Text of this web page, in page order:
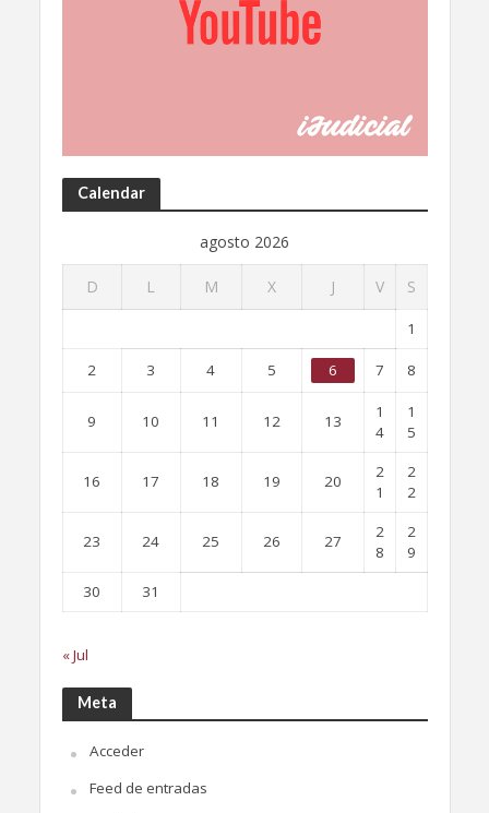
Calendar
agosto 2026
D L M X J V S
1
2 3 4 5 6 7 8
9 10 11 12 13
1
4
1
5
16 17 18 19 20
2
1
2
2
23 24 25 26 27
2
8
2
9
30
31
« Jul
Meta
Acceder
Feed de entradas